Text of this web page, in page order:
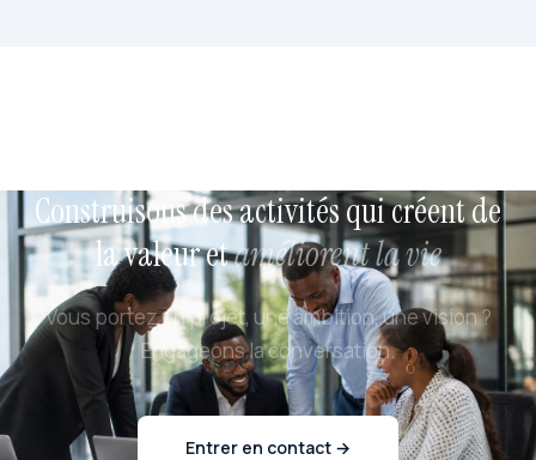
Construisons des activités qui créent de
la valeur etaméliorent la vie
Vous portez un projet, une ambition, une vision ?
Engageons la conversation.
Entrer en contact →